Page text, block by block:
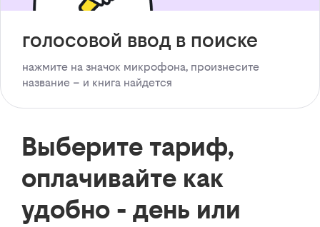
голосовой ввод в поиске
нажмите на значок микрофона, произнесите
название – и книга найдется
Выберите тариф,
оплачивайте как
удобно - день или